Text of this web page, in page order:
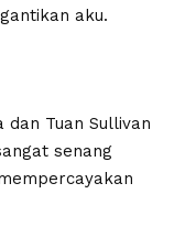
aku.
Tuan Sullivan
senang